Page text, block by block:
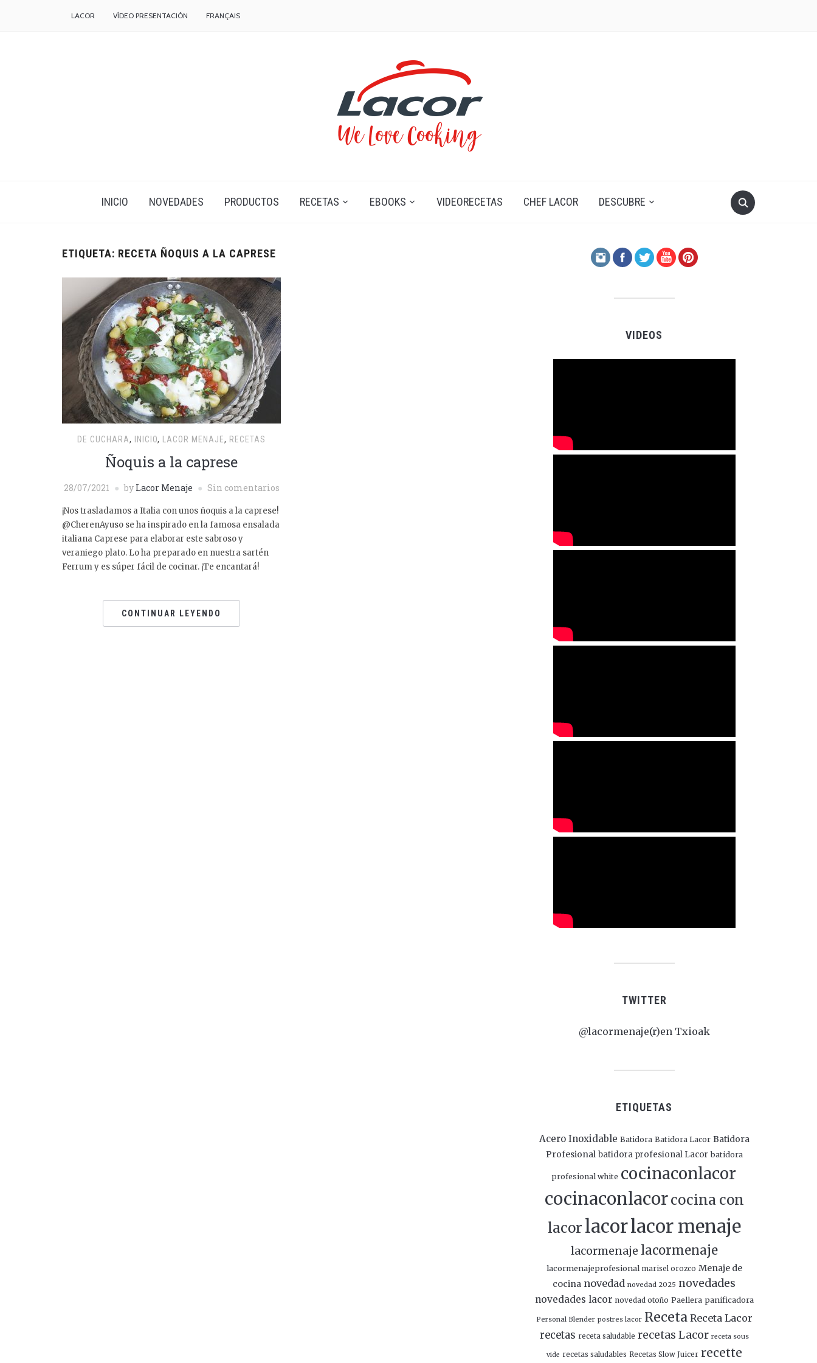
LACOR VÍDEO PRESENTACIÓN FRANÇAIS
INICIO NOVEDADES PRODUCTOS RECETAS EBOOKS VIDEORECETAS CHEF LACOR DESCUBRE
ETIQUETA: RECETA ÑOQUIS A LA CAPRESE
DE CUCHARA, INICIO, LACOR MENAJE, RECETAS
Ñoquis a la caprese
28/07/2021 by Lacor Menaje Sin comentarios
¡Nos trasladamos a Italia con unos ñoquis a la caprese!
@CherenAyuso se ha inspirado en la famosa ensalada
italiana Caprese para elaborar este sabroso y
veraniego plato. Lo ha preparado en nuestra sartén
Ferrum y es súper fácil de cocinar. ¡Te encantará!
CONTINUAR LEYENDO
VIDEOS
TWITTER
@lacormenaje(r)en Txioak
ETIQUETAS
Acero Inoxidable Batidora Batidora Lacor Batidora
Profesional batidora profesional Lacor batidora
profesional white cocinaconlacor
cocinaconlacorcocina con
lacor lacorlacor menaje
lacormenaje lacormenaje
lacormenajeprofesional marisel orozco Menaje de
cocina novedad novedad 2025 novedades
novedades lacor novedad otoño Paellera panificadora
Personal Blender postres lacor Receta Receta Lacor
recetas receta saludable recetas Lacor receta sous
vide recetas saludables Recetas Slow Juicer recette